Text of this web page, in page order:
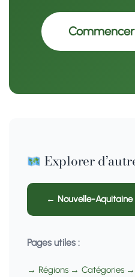
Explorer
← Nouvelle-Aquitaine
Pages utiles :
→ Régions• → Catégories• →